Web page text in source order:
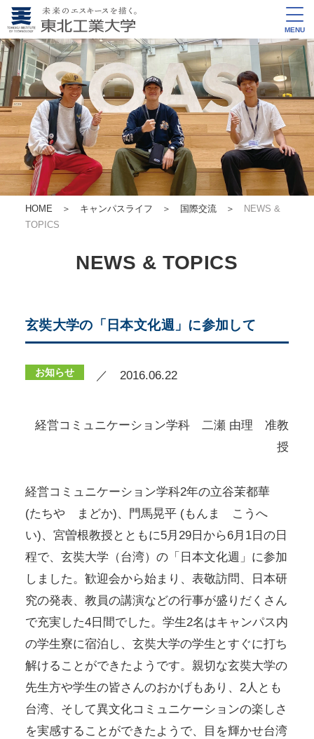
MENU
HOME ＞ キャンパスライフ ＞ 国際交流＞
NEWS &
TOPICS
NEWS & TOPICS
玄奘大学の「日本文化週」に参加して
お知らせ ／ 2016.06.22
経営コミュニケーション学科 二瀬 由理 准教
授
経営コミュニケーション学科2年の立谷茉都華
(たちや まどか)、門馬晃平 (もんま こうへ
い)、宮曽根教授とともに5月29日から6月1日の日
程で、玄奘大学（台湾）の「日本文化週」に参加
しました。歓迎会から始まり、表敬訪問、日本研
究の発表、教員の講演などの行事が盛りだくさん
で充実した4日間でした。学生2名はキャンパス内
の学生寮に宿泊し、玄奘大学の学生とすぐに打ち
解けることができたようです。親切な玄奘大学の
先生方や学生の皆さんのおかげもあり、2人とも
台湾、そして異文化コミュニケーションの楽しさ
を実感することができたようで、目を輝かせ台湾